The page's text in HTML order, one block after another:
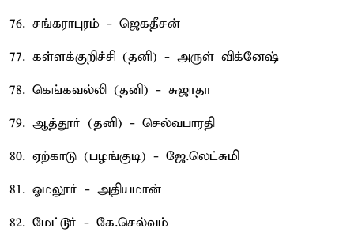
76. சங்கராபுரம் - ஜெகதீசன்
77. கள்ளக்குறிச்சி (தனி) - அருள் விக்னேஷ்
78. கெங்கவல்லி (தனி) - சுஜாதா
79. ஆத்தூர் (தனி) - செல்வபாரதி
80. ஏற்காடு (பழங்குடி) - ஜே.லெட்சுமி
81. ஓமலூர் - அதியமான்
82. மேட்டூர் - கே.செல்வம்